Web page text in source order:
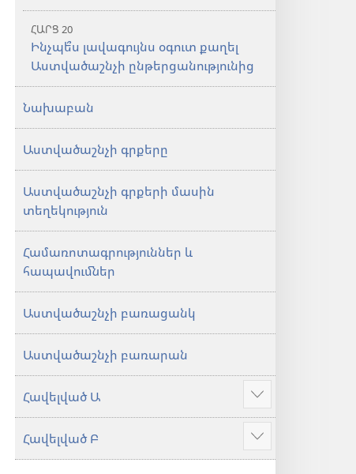
ՀԱՐՑ 20
Ինչպե՞ս լավագույնս օգուտ քաղել
Աստվածաշնչի ընթերցանությունից
Նախաբան
Աստվածաշնչի գրքերը
Աստվածաշնչի գրքերի մասին
տեղեկություն
Համառոտագրություններ և
հապավումներ
Աստվածաշնչի բառացանկ
Աստվածաշնչի բառարան
Հավելված Ա
Ցույց
տալ
ավելին
Հավելված Բ
Ցույց
տալ